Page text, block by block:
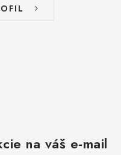
na váš e-mail